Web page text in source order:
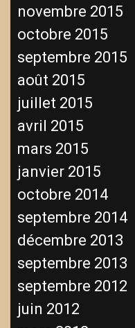
novembre 2015
octobre 2015
septembre 2015
août 2015
juillet 2015
avril 2015
mars 2015
janvier 2015
octobre 2014
septembre 2014
décembre 2013
septembre 2013
septembre 2012
juin 2012